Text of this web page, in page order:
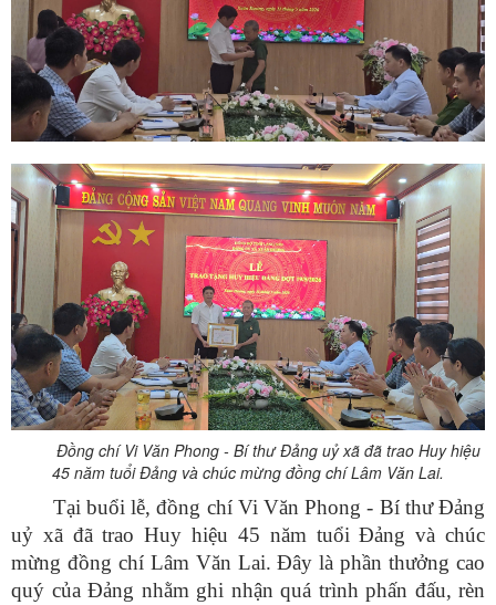
Đồng chí Vi Văn Phong - Bí thư Đảng uỷ xã đã trao Huy hiệu
45 năm tuổi Đảng và chúc mừng đồng chí Lâm Văn Lai.
Tại buổi lễ, đồng chí Vi Văn Phong - Bí thư Đảng
uỷ xã đã trao Huy hiệu 45 năm tuổi Đảng và chúc
mừng đồng chí Lâm Văn Lai. Đây là phần thưởng cao
quý của Đảng nhằm ghi nhận quá trình phấn đấu, rèn